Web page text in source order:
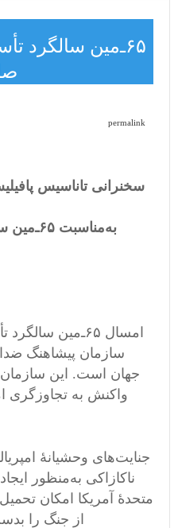
۶۵‌ـ‌مین سالگرد
permalink
سخنرانی تاناسیس
به‌مناسبت ۶۵‌ـ‌مین سالگرد تأسیس این شورا ـــ
امسال ۶۵‌ـ‌مین
سازمان پیشاهنگ
جهان است. این
واکنش به تجاوزگری
جنایت‌های وحشیانهٔ
ناکازاکی به‌منظور
متحدهٔ آمریکا امکان
از جنگ را